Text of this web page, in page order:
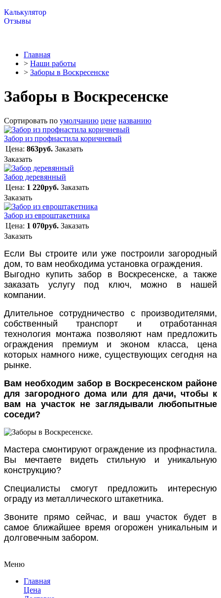
Калькулятор
Отзывы
Главная
> Наши работы
> Заборы в Воскресенске
Заборы в Воскресенске
Сортировать по умолчанию цене названию
Забор из профнастила коричневый
Цена: 863руб. Заказать
Заказать
Забор деревянный
Цена: 1 220руб. Заказать
Заказать
Забор из евроштакетника
Цена: 1 070руб. Заказать
Заказать
Если Вы строите или уже построили загородный
дом, то вам необходима установка ограждения.
Выгодно купить забор в Воскресенске, а также
заказать услугу под ключ, можно в нашей
компании.
Длительное сотрудничество с производителями,
собственный транспорт и отработанная
технология монтажа позволяют нам предложить
ограждения премиум и эконом класса, цена
которых намного ниже, существующих сегодня на
рынке.
Вам необходим забор в Воскресенском районе
для загородного дома или для дачи, чтобы к
вам на участок не заглядывали любопытные
соседи?
Мастера смонтируют ограждение из профнастила.
Вы мечтаете видеть стильную и уникальную
конструкцию?
Специалисты смогут предложить интересную
ограду из металлического штакетника.
Звоните прямо сейчас, и ваш участок будет в
самое ближайшее время огорожен уникальным и
долговечным забором.
Меню
Главная
Цена